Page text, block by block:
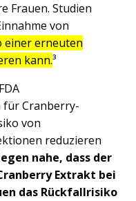
Frauen. Studien
von
einer erneuten
kann.³
für Cranberry-
von
reduzieren
nahe, dass der
Extrakt bei
das Rückfallrisiko